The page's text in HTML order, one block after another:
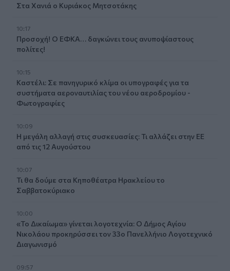
Στα Χανιά ο Κυριάκος Μητσοτάκης
10:17
Προσοχή! Ο ΕΦΚΑ… δαγκώνει τους ανυποψίαστους
πολίτες!
10:15
Καστέλι: Σε πανηγυρικό κλίμα οι υπογραφές για τα
συστήματα αεροναυτιλίας του νέου αεροδρομίου -
Φωτογραφίες
10:09
Η μεγάλη αλλαγή στις συσκευασίες: Τι αλλάζει στην ΕΕ
από τις 12 Αυγούστου
10:07
Τι θα δούμε στα Κηποθέατρα Ηρακλείου το
Σαββατοκύριακο
10:00
«Το Δικαίωμα» γίνεται λογοτεχνία: Ο Δήμος Αγίου
Νικολάου προκηρύσσει τον 33ο Πανελλήνιο Λογοτεχνικό
Διαγωνισμό
09:57